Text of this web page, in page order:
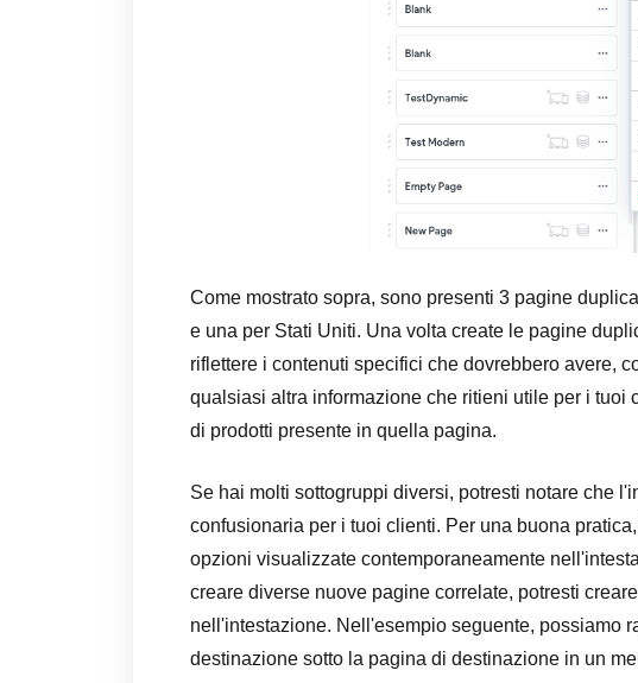
Come mostrato sopra, sono presenti 3 pagine
e una per Stati Uniti. Una volta create le pagine
riflettere i contenuti specifici che dovrebbero avere,
qualsiasi altra informazione che ritieni utile per i tuoi
di prodotti presente in quella pagina.
Se hai molti sottogruppi diversi, potresti notare che
confusionaria per i tuoi clienti. Per una buona
opzioni visualizzate contemporaneamente
creare diverse nuove pagine correlate, potresti
nell'intestazione. Nell'esempio seguente, possiamo
destinazione sotto la pagina di destinazione in un